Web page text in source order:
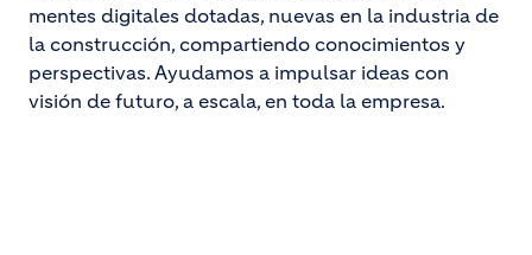
mentes digitales dotadas, nuevas en la industria de
la construcción, compartiendo conocimientos y
perspectivas. Ayudamos a impulsar ideas con
visión de futuro, a escala, en toda la empresa.